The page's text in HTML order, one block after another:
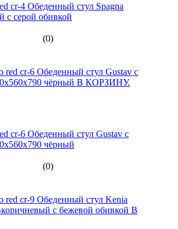
cr-4 Обеденный стул Spagna
с серой обивкой
(0)
cr-6 Обеденный стул Gustav с
чёрный
(0)